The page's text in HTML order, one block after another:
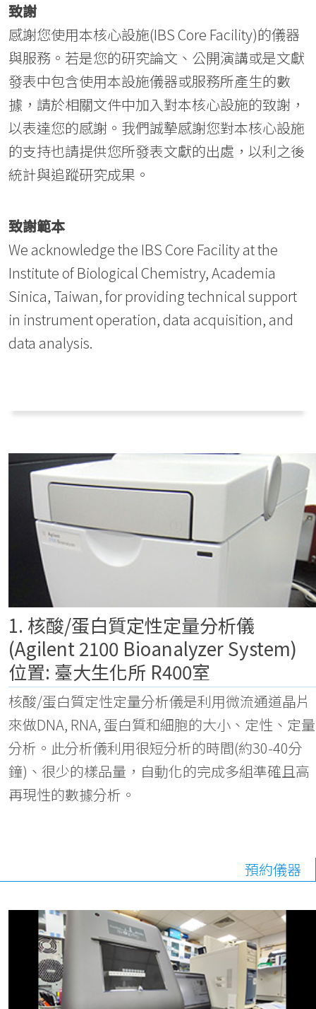
致謝
感謝您使用本核心設施(IBS Core Facility)的儀器
與服務。若是您的研究論文、公開演講或是文獻
發表中包含使用本設施儀器或服務所產生的數
據，請於相關文件中加入對本核心設施的致謝，
以表達您的感謝。我們誠摯感謝您對本核心設施
的支持也請提供您所發表文獻的出處，以利之後
統計與追蹤研究成果。
致謝範本
We acknowledge the IBS Core Facility at the
Institute of Biological Chemistry, Academia
Sinica, Taiwan, for providing technical support
in instrument operation, data acquisition, and
data analysis.
1. 核酸/蛋白質定性定量分析儀
(Agilent 2100 Bioanalyzer System)
位置: 臺大生化所 R400室
核酸/蛋白質定性定量分析儀是利用微流通道晶片
來做DNA, RNA, 蛋白質和細胞的大小、定性、定量
分析。此分析儀利用很短分析的時間(約30-40分
鐘)、很少的樣品量，自動化的完成多組準確且高
再現性的數據分析。
預約儀器